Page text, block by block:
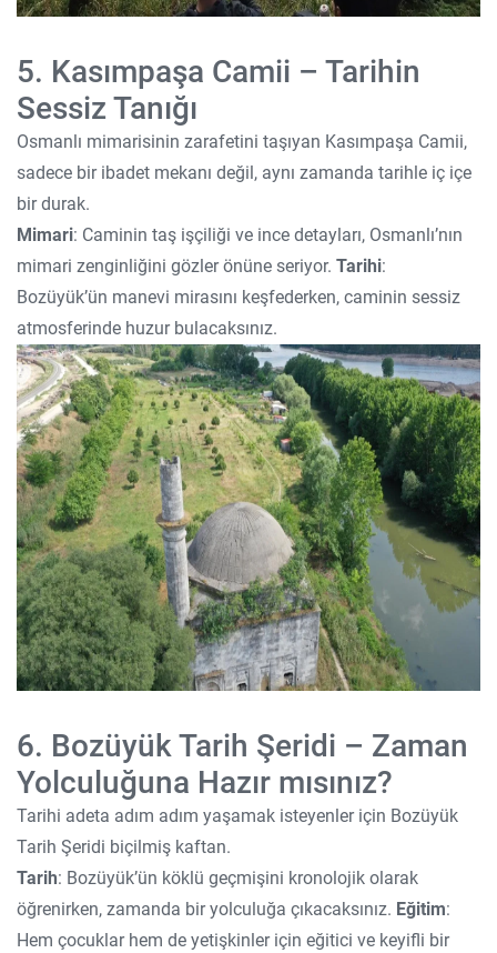
5. Kasımpaşa Camii – Tarihin
Sessiz Tanığı
Osmanlı mimarisinin zarafetini taşıyan Kasımpaşa Camii,
sadece bir ibadet mekanı değil, aynı zamanda tarihle iç içe
bir durak.
Mimari: Caminin taş işçiliği ve ince detayları, Osmanlı’nın
mimari zenginliğini gözler önüne seriyor. Tarihi:
Bozüyük’ün manevi mirasını keşfederken, caminin sessiz
atmosferinde huzur bulacaksınız.
6. Bozüyük Tarih Şeridi – Zaman
Yolculuğuna Hazır mısınız?
Tarihi adeta adım adım yaşamak isteyenler için Bozüyük
Tarih Şeridi biçilmiş kaftan.
Tarih: Bozüyük’ün köklü geçmişini kronolojik olarak
öğrenirken, zamanda bir yolculuğa çıkacaksınız. Eğitim:
Hem çocuklar hem de yetişkinler için eğitici ve keyifli bir